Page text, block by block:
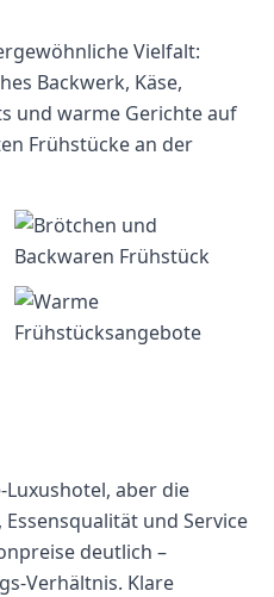
Vielfalt:
Backwerk, Käse,
und warme Gerichte auf
Frühstücke an der
aber die
und Service
deutlich –
Verhältnis. Klare